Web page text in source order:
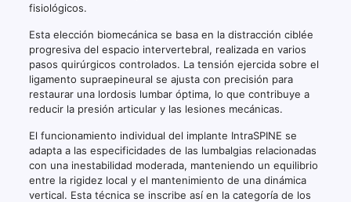
fisiológicos.
Esta elección biomecánica se basa en la distracción ciblée
progresiva del espacio intervertebral, realizada en varios
pasos quirúrgicos controlados. La tensión ejercida sobre el
ligamento supraepineural se ajusta con precisión para
restaurar una lordosis lumbar óptima, lo que contribuye a
reducir la presión articular y las lesiones mecánicas.
El funcionamiento individual del implante IntraSPINE se
adapta a las especificidades de las lumbalgias relacionadas
con una inestabilidad moderada, manteniendo un equilibrio
entre la rigidez local y el mantenimiento de una dinámica
vertical. Esta técnica se inscribe así en la categoría de los